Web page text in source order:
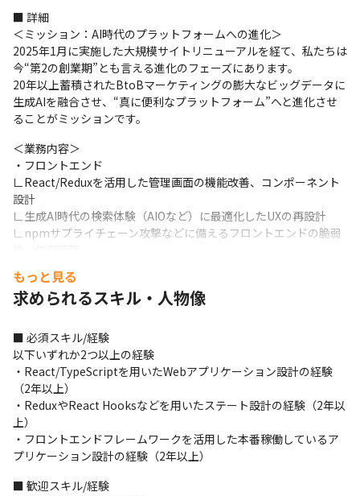
■ 詳細
＜ミッション：AI時代のプラットフォームへの進化＞
2025年1月に実施した大規模サイトリニューアルを経て、私たちは
今“第2の創業期”とも言える進化のフェーズにあります。
20年以上蓄積されたBtoBマーケティングの膨大なビッグデータに
生成AIを融合させ、“真に便利なプラットフォーム”へと進化させ
ることがミッションです。
＜業務内容＞
・フロントエンド
∟React/Reduxを活用した管理画面の機能改善、コンポーネント
設計
∟生成AI時代の検索体験（AIOなど）に最適化したUXの再設計
∟npmサプライチェーン攻撃などに備えるフロントエンドの脆弱
み
∟Spring Bootを用いたスケーラブルなREST APIの設計、構築
∟OpenID Connectに準拠したセキュアなID認証基盤への移行、
刷新
∟大規模トラフィックの分析基盤整備とデータドリブンなサービ
ス改善
∟190万会員（※）を支える大規模メール配信基盤のアーキテクチ
ャ刷新
・クラウド基盤
∟AIボットなどの大量トラフィックを見据えたWAFおよびCDNの
もっと見る
求められるスキル・人物像
■ 必須スキル/経験
以下いずれか2つ以上の経験
・React/TypeScriptを用いたWebアプリケーション設計の経験
（2年以上）
・ReduxやReact Hooksなどを用いたステート設計の経験（2年以
上）
・フロントエンドフレームワークを活用した本番稼働しているア
プリケーション設計の経験（2年以上）
■ 歓迎スキル/経験